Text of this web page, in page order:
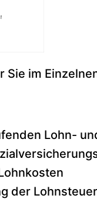
Sie im
Lohn-
der